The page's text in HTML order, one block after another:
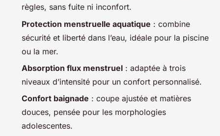
règles, sans fuite ni inconfort.
Protection menstruelle aquatique : combine
sécurité et liberté dans l’eau, idéale pour la piscine
ou la mer.
Absorption flux menstruel : adaptée à trois
niveaux d’intensité pour un confort personnalisé.
Confort baignade : coupe ajustée et matières
douces, pensée pour les morphologies
adolescentes.